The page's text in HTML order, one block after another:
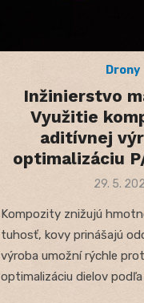
Drony
Inžinierstvo
Využitie
aditívnej
optimalizáciu
Posted
29. 5.
Kompozity znižujú
tuhosť, kovy prinášajú
výroba umožní rýchle
optimalizáciu dielov podľa